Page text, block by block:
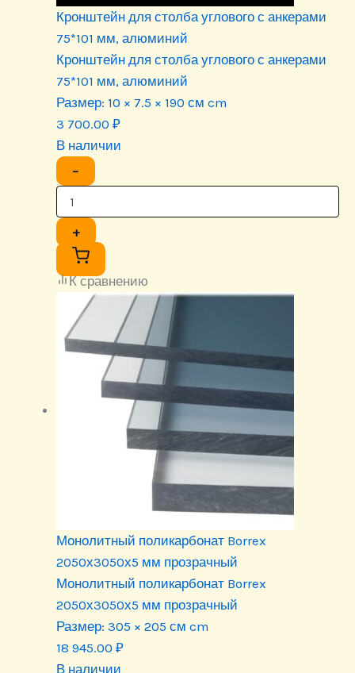
Кронштейн для столба углового с анкерами
75*101 мм, алюминий
Кронштейн для столба углового с анкерами
75*101 мм, алюминий
Размер: 10 × 7.5 × 190 см cm
3 700.00 ₽
В наличии
−
+
К сравнению
Монолитный поликарбонат Borrex
2050х3050х5 мм прозрачный
Монолитный поликарбонат Borrex
2050х3050х5 мм прозрачный
Размер: 305 × 205 см cm
18 945.00 ₽
В наличии